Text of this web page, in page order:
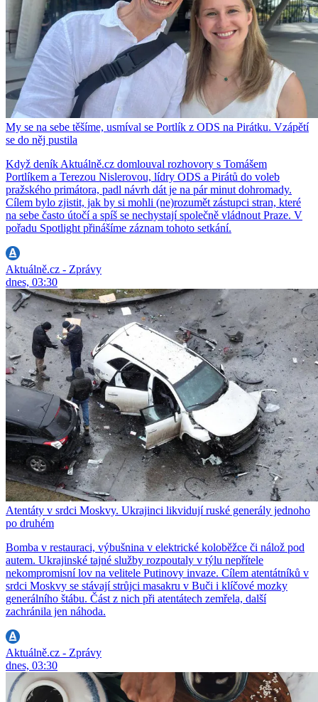
My se na sebe těšíme, usmíval se Portlík z ODS na Pirátku. Vzápětí
se do něj pustila
Když deník Aktuálně.cz domlouval rozhovory s Tomášem
Portlíkem a Terezou Nislerovou, lídry ODS a Pirátů do voleb
pražského primátora, padl návrh dát je na pár minut dohromady.
Cílem bylo zjistit, jak by si mohli (ne)rozumět zástupci stran, které
na sebe často útočí a spíš se nechystají společně vládnout Praze. V
pořadu Spotlight přinášíme záznam tohoto setkání.
Aktuálně.cz - Zprávy
dnes, 03:30
Atentáty v srdci Moskvy. Ukrajinci likvidují ruské generály jednoho
po druhém
Bomba v restauraci, výbušnina v elektrické koloběžce či nálož pod
autem. Ukrajinské tajné služby rozpoutaly v týlu nepřítele
nekompromisní lov na velitele Putinovy invaze. Cílem atentátníků v
srdci Moskvy se stávají strůjci masakru v Buči i klíčové mozky
generálního štábu. Část z nich při atentátech zemřela, další
zachránila jen náhoda.
Aktuálně.cz - Zprávy
dnes, 03:30